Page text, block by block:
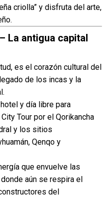
criolla” y disfruta del arte,
La antigua capital
es el corazón cultural del
de los incas y la
y día libre para
Tour por el Qorikancha
y los sitios
Qenqo y
que envuelve las
aún se respira el
del